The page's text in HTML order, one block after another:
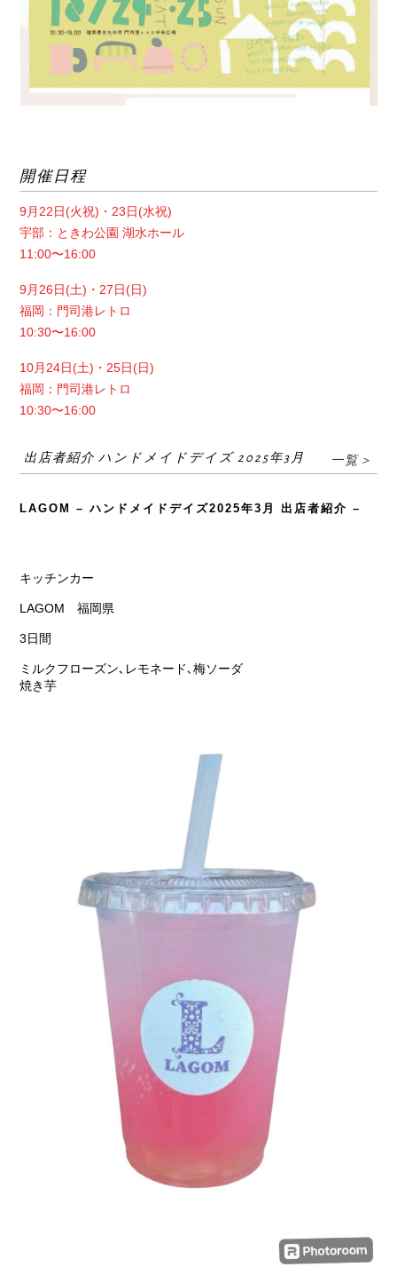
開催日程
9月22日(火祝)・23日(水祝)
宇部：ときわ公園 湖水ホール
11:00〜16:00
9月26日(土)・27日(日)
福岡：門司港レトロ
10:30〜16:00
10月24日(土)・25日(日)
福岡：門司港レトロ
10:30〜16:00
出店者紹介 ハンドメイドデイズ 2025年3月 一覧＞
LAGOM – ハンドメイドデイズ2025年3月 出店者紹介 –
キッチンカー
LAGOM 福岡県
3日間
ミルクフローズン､レモネード､梅ソーダ
焼き芋